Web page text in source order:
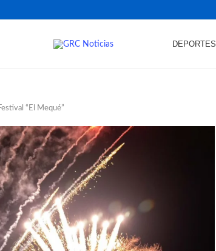
DEPORTES
“El Mequé”